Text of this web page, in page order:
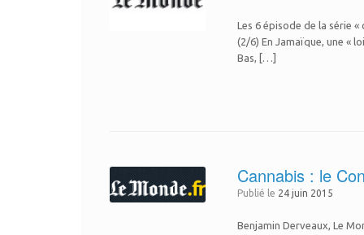
Les 6 épisode de la série
(2/6) En Jamaïque, une «
Bas, […]
Cannabis : le
Publié le 24 juin 2015
Benjamin Derveaux, Le